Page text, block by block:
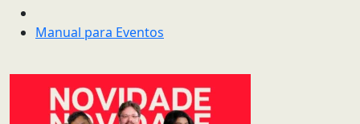
Manual para Eventos